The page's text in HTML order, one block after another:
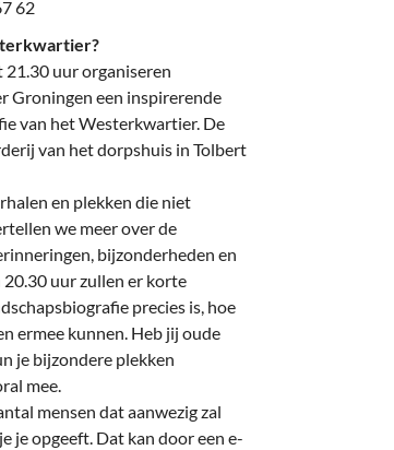
62
uur organiseren
Groningen een inspirerende
van het Westerkwartier. De
van het dorpshuis in Tolbert
en plekken die niet
we meer over de
bijzonderheden en
uur zullen er korte
precies is, hoe
ermee kunnen. Heb jij oude
je bijzondere plekken
mee.
mensen dat aanwezig zal
je opgeeft. Dat kan door een e-